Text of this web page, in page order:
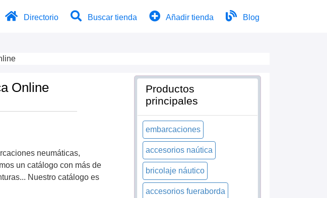
Directorio Buscar tienda Añadir tienda Blog
Online
neumáticas,
un catálogo con más de
Nuestro catálogo es
Productos
principales
embarcaciones
accesorios naútica
bricolaje náutico
accesorios fueraborda